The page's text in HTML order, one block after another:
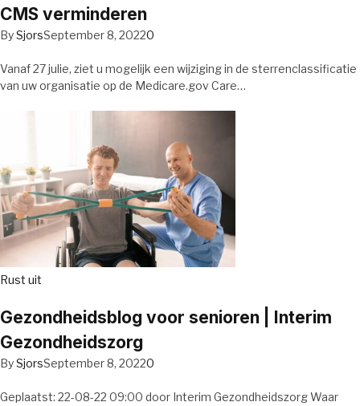
CMS verminderen
BySjorsSeptember 8, 20220
Vanaf 27 julie, ziet u mogelijk een wijziging in de sterrenclassificatie
van uw organisatie op de Medicare.gov Care…
Rust uit
Gezondheidsblog voor senioren | Interim
Gezondheidszorg
BySjorsSeptember 8, 20220
Geplaatst: 22-08-22 09:00 door Interim Gezondheidszorg Waar